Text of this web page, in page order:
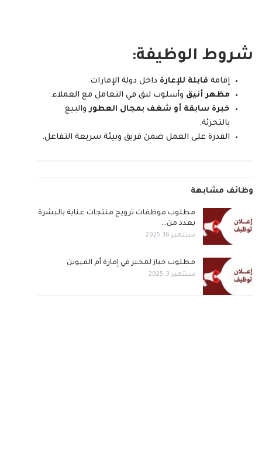
شروط الوظيفة:
إقامة قابلة للإعارة داخل دولة الإمارات.
مظهر أنيق وأسلوب لبق في التعامل مع العملاء.
خبرة سابقة أو شغف بمجال العطور والبيع
بالتجزئة.
القدرة على العمل ضمن فريق وبيئة سريعة التفاعل.
وظائف مشابهة
مطلوب موظفات ترويج منتجات عناية بالبشرة
بعدد من…
سبتمبر 16, 2025
مطلوب خباز لمخبز في إمارة أم القيوين
سبتمبر 3, 2025